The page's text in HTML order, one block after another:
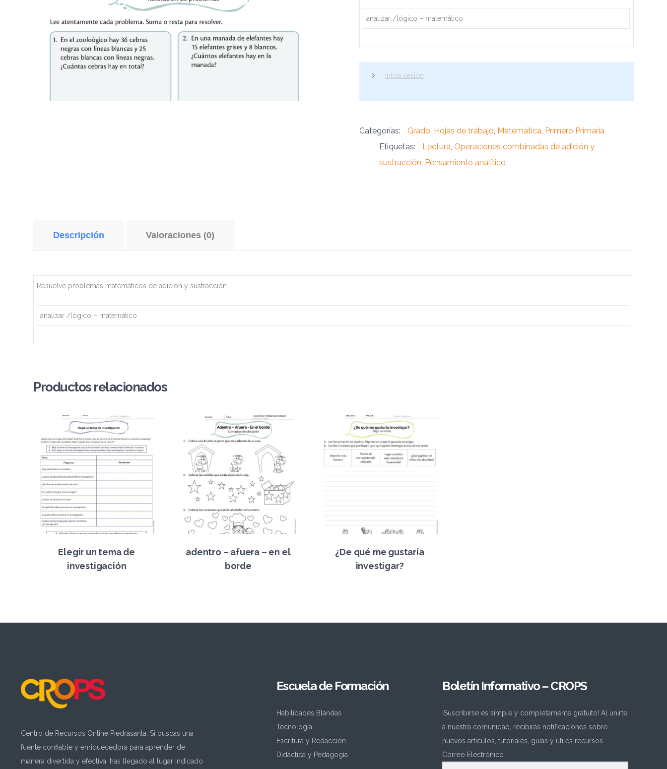
analizar /lógico – matemático
Inicia sesión
Categorías: Grado, Hojas de trabajo, Matemática, Primero Primaria
Etiquetas:
Lectura, Operaciones combinadas de adición y
sustracción, Pensamiento analítico
Descripción Valoraciones (0)
Resuelve problemas matemáticos de adición y sustracción
analizar /lógico – matemático
Productos relacionados
Elegir un tema de
investigación
adentro – afuera – en el
borde
¿De qué me gustaría
investigar?
Centro de Recursos Online Piedrasanta, Si buscas una
fuente confiable y enriquecedora para aprender de
manera divertida y efectiva, has llegado al lugar indicado
Escuela de Formación
Habilidades Blandas
Tecnología
Escritura y Redacción
Didáctica y Pedagogía
Boletín Informativo – CROPS
¡Suscribirse es simple y completamente gratuito! Al unirte
a nuestra comunidad, recibirás notificaciones sobre
nuevos artículos, tutoriales, guías y útiles recursos.
Correo Electrónico